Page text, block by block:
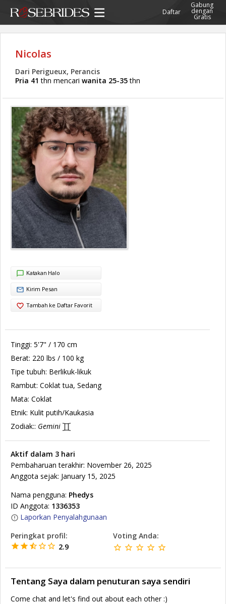
Daftar
Gabung
dengan
Gratis
Nicolas
Dari Perigueux, Perancis
Pria 41 thn mencari wanita 25-35thn
Katakan Halo
Kirim Pesan
Tambah ke Daftar Favorit
Tinggi: 5'7" / 170 cm
Berat: 220 lbs / 100 kg
Tipe tubuh: Berlikuk-likuk
Rambut: Coklat tua, Sedang
Mata: Coklat
Etnik: Kulit putih/Kaukasia
Zodiak:: Gemini
Aktif dalam 3 hari
Pembaharuan terakhir: November 26, 2025
Anggota sejak: January 15, 2025
Nama pengguna: Phedys
ID Anggota: 1336353
Laporkan Penyalahgunaan
Peringkat profil:
2.9
Voting Anda:
Tentang Saya dalam penuturan saya sendiri
Come chat and let's find out about each other :)